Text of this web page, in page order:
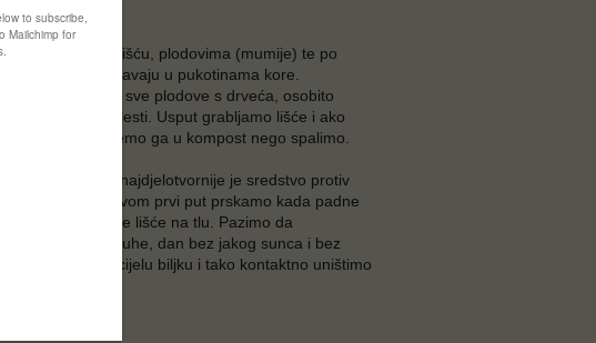
(FFS).
ostaju na lišću, plodovima (mumije) te po
gdje prezimljavaju u pukotinama kore.
obvezno ukloniti sve plodove s drveća, osobito
i leglo su bolesti. Usput grabljamo lišće i ako
ne odlažemo ga u kompost nego spalimo.
na bazi bakra najdjelotvornije je sredstvo protiv
drveće. Sredstvom prvi put prskamo kada padne
put kada je sve lišće na tlu. Pazimo da
5 °C, biljke suhe, dan bez jakog sunca i bez
poprskamo cijelu biljku i tako kontaktno uništimo